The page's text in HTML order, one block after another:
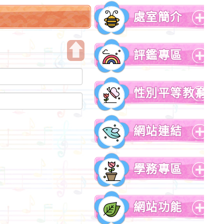
開
上
處室簡介
展
開
選
單
評鑑專區
展
開
選
單
性別平等教育
展
開
選
單
網站連結
展
開
選
單
學務專區
展
開
選
單
網站功能